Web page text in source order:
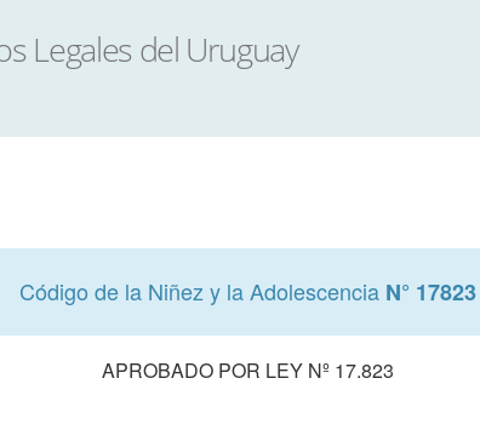
Código de la Niñez y la Adolescencia N° 17823
APROBADO POR LEY Nº 17.823